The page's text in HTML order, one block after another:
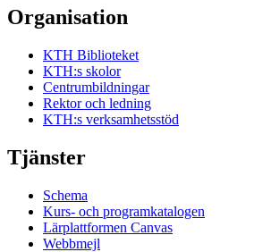
Organisation
KTH Biblioteket
KTH:s skolor
Centrumbildningar
Rektor och ledning
KTH:s verksamhetsstöd
Tjänster
Schema
Kurs- och programkatalogen
Lärplattformen Canvas
Webbmejl